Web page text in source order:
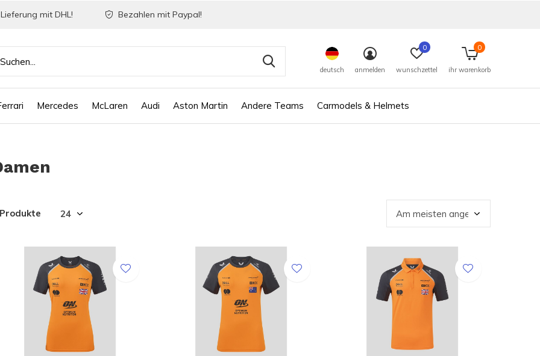
Mercedes McLaren Audi Aston Martin Andere Teams Carmodels & Helmets
deutsch anmelden wunschzettel
0
ihr warenkorb
0
mit DHL! Bezahlen mit Paypal!